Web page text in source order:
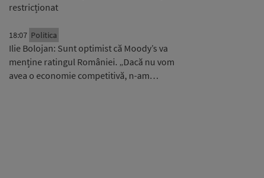
restricționat
18:07 Politica
Ilie Bolojan: Sunt optimist că Moody’s va
menține ratingul României. „Dacă nu vom
avea o economie competitivă, n-am…